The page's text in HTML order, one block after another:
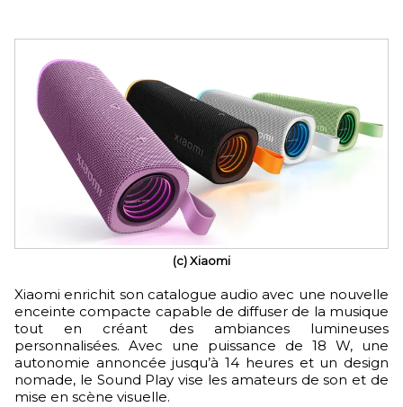
(c) Xiaomi
Xiaomi enrichit son catalogue audio avec une nouvelle
enceinte compacte capable de diffuser de la musique
tout en créant des ambiances lumineuses
personnalisées. Avec une puissance de 18 W, une
autonomie annoncée jusqu’à 14 heures et un design
nomade, le Sound Play vise les amateurs de son et de
mise en scène visuelle.